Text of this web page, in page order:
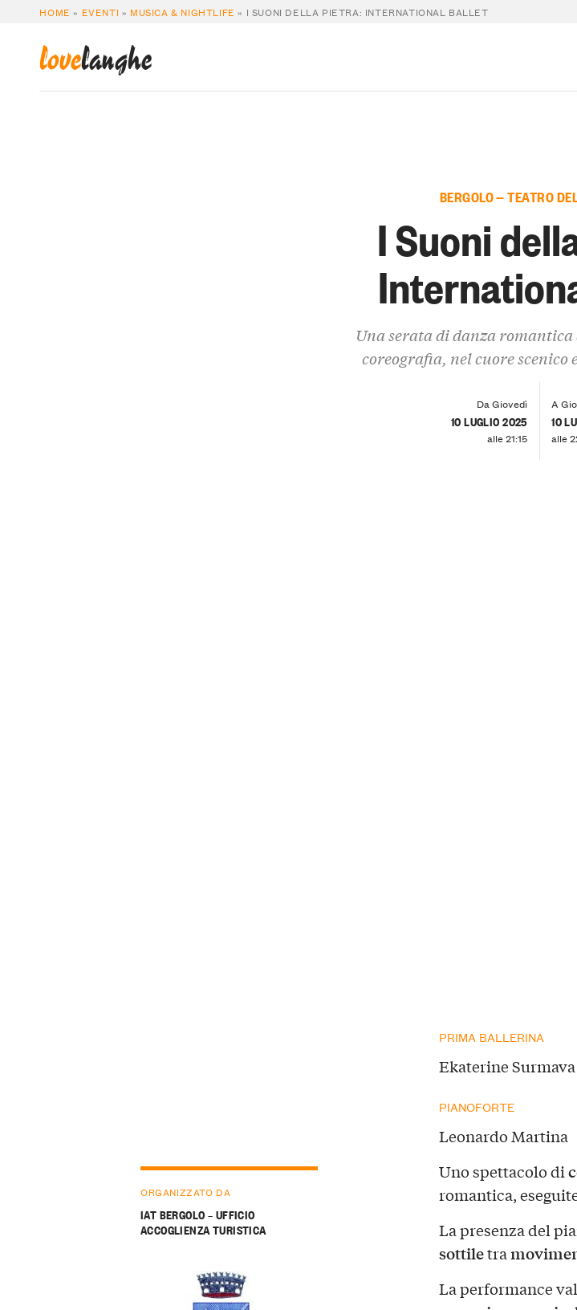
HOME » EVENTI » MUSICA & NIGHTLIFE » I SUONI DELLA PIETRA: INTERNATIONAL BALLET
lovelanghe
BERGOLO — TEATRO
I Suoni
Una serata di danza
coreografia, nel cuore scenico
Da Giovedì
10 LUGLIO 2025
alle 21:15
A
10
alle
PRIMA BALLERINA
Ekaterine Surmava
PIANOFORTE
Leonardo Martina
Uno spettacolo di
romantica,
La presenza del
sottiletra
La performance
ORGANIZZATO DA
IAT BERGOLO – UFFICIO
ACCOGLIENZA TURISTICA